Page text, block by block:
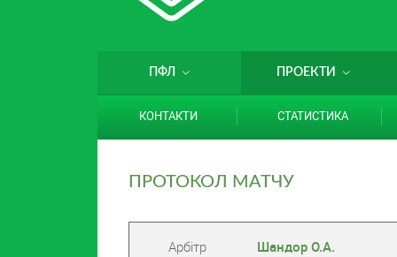
ПФЛ ПРОЕКТИ
КОНТАКТИ СТАТИСТИКА
ПРОТОКОЛ МАТЧУ
Арбітр
Шандор О.А.